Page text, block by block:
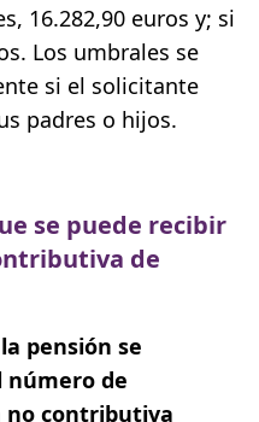
16.282,90 euros y; si
Los umbrales se
si el solicitante
padres o hijos.
se puede recibir
de
pensión se
número de
no contributiva